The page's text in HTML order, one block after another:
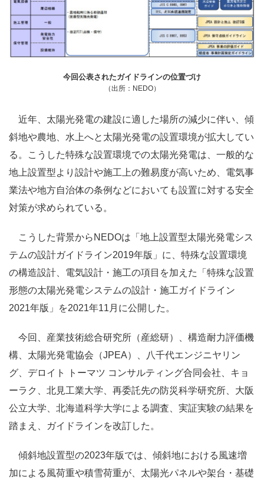
今回公表されたガイドラインの位置づけ
（出所：NEDO）
近年、太陽光発電の建設に適した場所の減少に伴い、傾
斜地や農地、水上へと太陽光発電の設置環境が拡大してい
る。こうした特殊な設置環境での太陽光発電は、一般的な
地上設置型より設計や施工上の難易度が高いため、電気事
業法や地方自治体の条例などにおいても設置に対する安全
対策が求められている。
こうした背景からNEDOは「地上設置型太陽光発電シス
テムの設計ガイドライン2019年版」に、特殊な設置環境
の構造設計、電気設計・施工の項目を加えた「特殊な設置
形態の太陽光発電システムの設計・施工ガイドライン
2021年版」を2021年11月に公開した。
今回、産業技術総合研究所（産総研）、構造耐力評価機
構、太陽光発電協会（JPEA）、八千代エンジニヤリン
グ、デロイト トーマツ コンサルティング合同会社、キョ
ーラク、北見工業大学、再委託先の防災科学研究所、大阪
公立大学、北海道科学大学による調査、実証実験の結果を
踏まえ、ガイドラインを改訂した。
傾斜地設置型の2023年版では、傾斜地における風速増
加による風荷重や積雪荷重が、太陽光パネルや架台・基礎